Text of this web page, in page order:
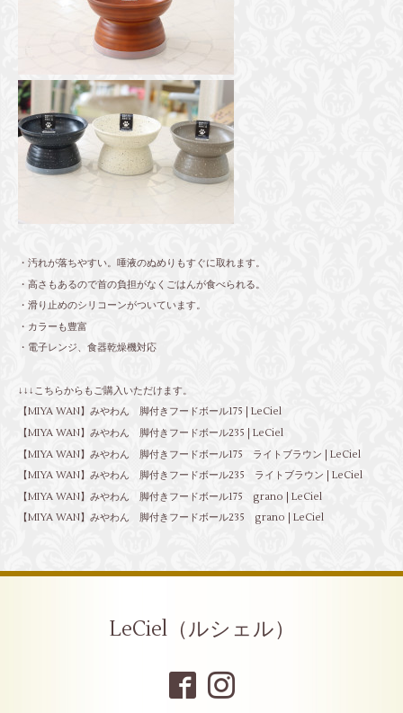
・汚れが落ちやすい。唾液のぬめりもすぐに取れます。
・高さもあるので首の負担がなくごはんが食べられる。
・滑り止めのシリコーンがついています。
・カラーも豊富
・電子レンジ、食器乾燥機対応
↓↓↓こちらからもご購入いただけます。
【MIYA WAN】みやわん 脚付きフードボール175 | LeCiel
【MIYA WAN】みやわん 脚付きフードボール235 | LeCiel
【MIYA WAN】みやわん 脚付きフードボール175 ライトブラウン | LeCiel
【MIYA WAN】みやわん 脚付きフードボール235 ライトブラウン | LeCiel
【MIYA WAN】みやわん 脚付きフードボール175 grano | LeCiel
【MIYA WAN】みやわん 脚付きフードボール235 grano | LeCiel
LeCiel（ルシェル）